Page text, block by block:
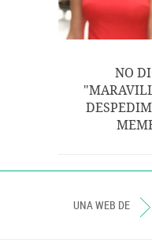
NO
UNA WEB DE